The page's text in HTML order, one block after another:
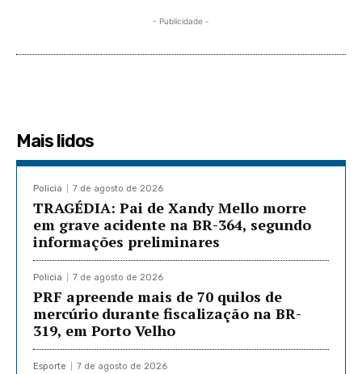
- Publicidade -
Mais lidos
Policia 7 de agosto de 2026
TRAGÉDIA: Pai de Xandy Mello morre
em grave acidente na BR-364, segundo
informações preliminares
Policia 7 de agosto de 2026
PRF apreende mais de 70 quilos de
mercúrio durante fiscalização na BR-
319, em Porto Velho
Esporte 7 de agosto de 2026